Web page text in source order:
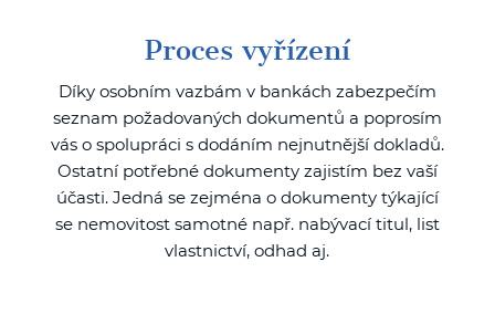
Proces vyřízení
Díky osobním vazbám v bankách zabezpečím
seznam požadovaných dokumentů a poprosím
vás o spolupráci s dodáním nejnutnější dokladů.
Ostatní potřebné dokumenty zajistím bez vaší
účasti. Jedná se zejména o dokumenty týkající
se nemovitost samotné např. nabývací titul, list
vlastnictví, odhad aj.